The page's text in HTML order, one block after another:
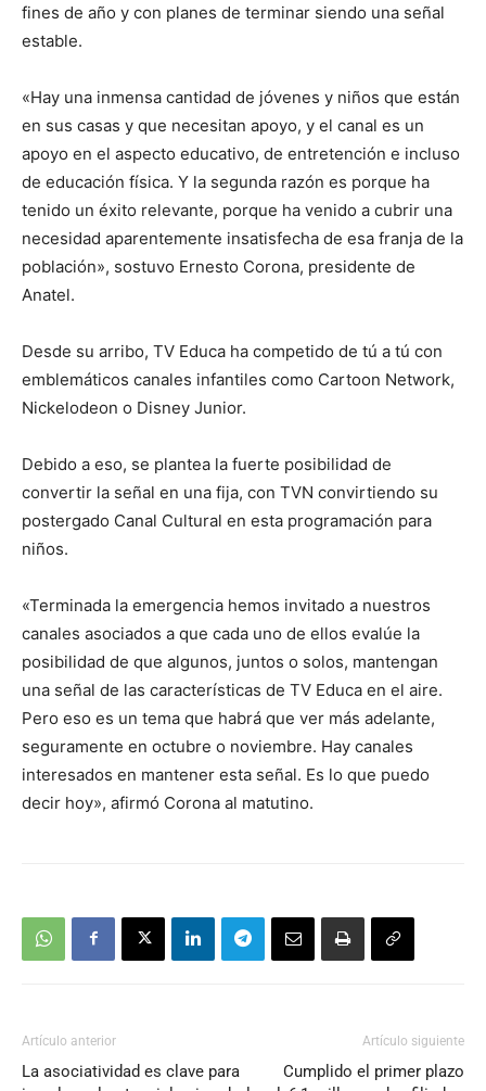
fines de año y con planes de terminar siendo una señal
estable.
«Hay una inmensa cantidad de jóvenes y niños que están
en sus casas y que necesitan apoyo, y el canal es un
apoyo en el aspecto educativo, de entretención e incluso
de educación física. Y la segunda razón es porque ha
tenido un éxito relevante, porque ha venido a cubrir una
necesidad aparentemente insatisfecha de esa franja de la
población», sostuvo Ernesto Corona, presidente de
Anatel.
Desde su arribo, TV Educa ha competido de tú a tú con
emblemáticos canales infantiles como Cartoon Network,
Nickelodeon o Disney Junior.
Debido a eso, se plantea la fuerte posibilidad de
convertir la señal en una fija, con TVN convirtiendo su
postergado Canal Cultural en esta programación para
niños.
«Terminada la emergencia hemos invitado a nuestros
canales asociados a que cada uno de ellos evalúe la
posibilidad de que algunos, juntos o solos, mantengan
una señal de las características de TV Educa en el aire.
Pero eso es un tema que habrá que ver más adelante,
seguramente en octubre o noviembre. Hay canales
interesados en mantener esta señal. Es lo que puedo
decir hoy», afirmó Corona al matutino.
Artículo anterior
La asociatividad es clave para
Artículo siguiente
Cumplido el primer plazo